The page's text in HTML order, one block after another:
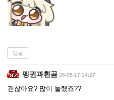
답글
펭귄과흰곰 26-05-17 14:27
괜찮아요? 많이 놀랬죠??